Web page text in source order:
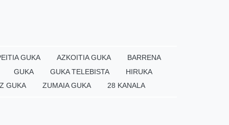
GUKA AZKOITIA GUKA
BARRENA
GUKA GUKA TELEBISTA
HIRUKA
GUKA ZUMAIA GUKA 28 KANALA